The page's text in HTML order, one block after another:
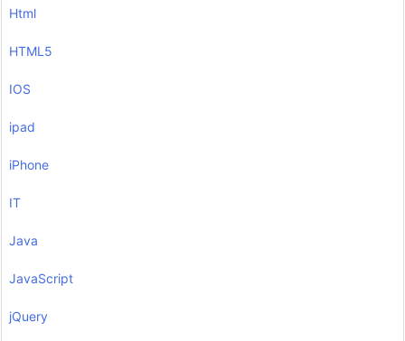
Html
HTML5
IOS
ipad
iPhone
IT
Java
JavaScript
jQuery